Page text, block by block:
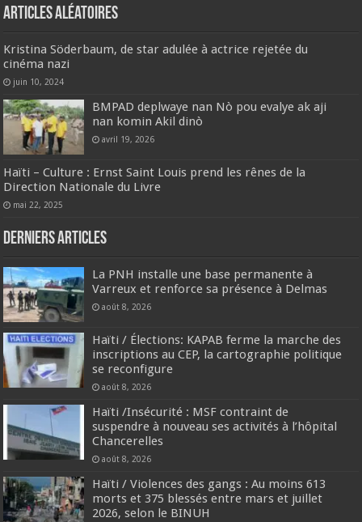
Articles aléatoires
Kristina Söderbaum, de star adulée à actrice rejetée du
cinéma nazi
juin 10, 2024
BMPAD deplwaye nan Nò pou evalye ak aji
nan komin Akil dinò
avril 19, 2026
Haïti – Culture : Ernst Saint Louis prend les rênes de la
Direction Nationale du Livre
mai 22, 2025
Derniers articles
La PNH installe une base permanente à
Varreux et renforce sa présence à Delmas
août 8, 2026
Haïti / Élections: KAPAB ferme la marche des
inscriptions au CEP, la cartographie politique
se reconfigure
août 8, 2026
Haïti /Insécurité : MSF contraint de
suspendre à nouveau ses activités à l’hôpital
Chancerelles
août 8, 2026
Haïti / Violences des gangs : Au moins 613
morts et 375 blessés entre mars et juillet
2026, selon le BINUH